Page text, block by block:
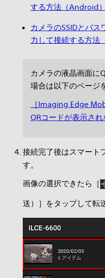
する方法（Android）
カメラのSSIDとパ
力して接続する方法
カメラの液晶画面に
場合は以下のページ
［Imaging Edge
QRコードが表示され
接続完了後はスマート
す。
画像の選択できたら［
送）］をタップして転